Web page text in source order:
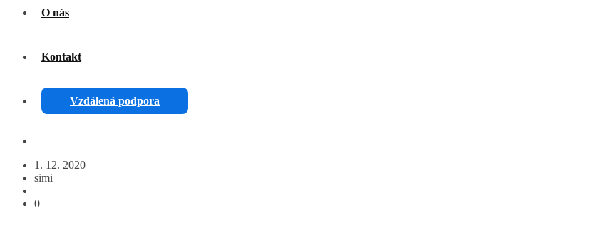
O nás
Kontakt
Vzdálená podpora
1. 12. 2020
simi
0